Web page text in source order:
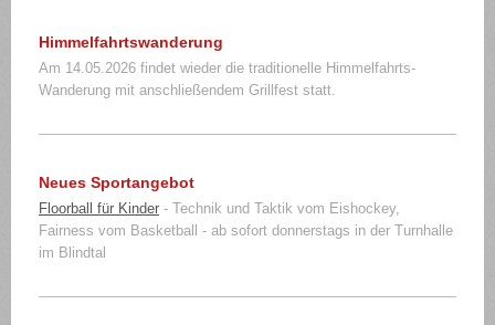
Himmelfahrtswanderung
Am 14.05.2026 findet wieder die traditionelle Himmelfahrts-
Wanderung mit anschließendem Grillfest statt.
Neues Sportangebot
Floorball für Kinder - Technik und Taktik vom Eishockey,
Fairness vom Basketball - ab sofort donnerstags in der Turnhalle
im Blindtal